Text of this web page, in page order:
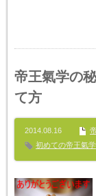
帝王氣学の
て方
2014.08.16
初めての帝王氣学